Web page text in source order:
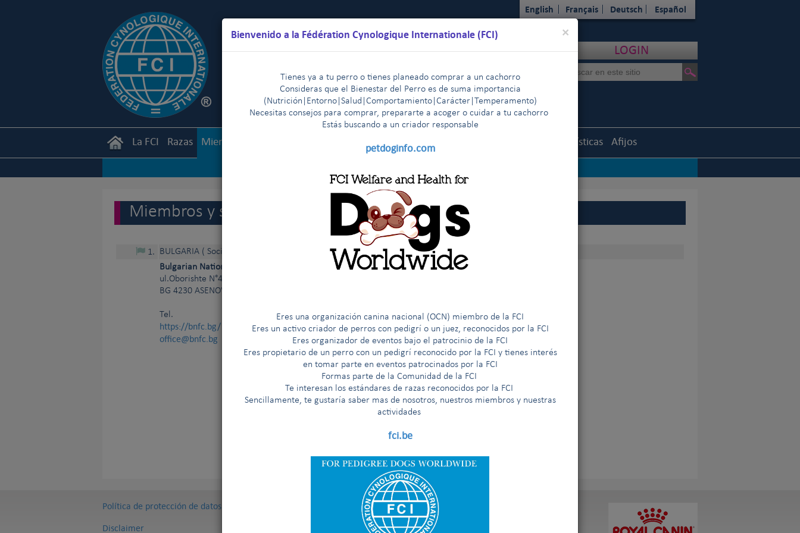
×
Bienvenido a la Fédération Cynologique Internationale (FCI)
Tienes ya a tu perro o tienes planeado comprar a un cachorro
Consideras que el Bienestar del Perro es de suma importancia
(Nutrición|Entorno|Salud|Comportamiento|Carácter|Temperamento)
Necesitas consejos para comprar, prepararte a acoger o cuidar a tu cachorro
Estás buscando a un criador responsable
petdoginfo.com
Eres una organización canina nacional (OCN) miembro de la FCI
Eres un activo criador de perros con pedigrí o un juez, reconocidos por la FCI
Eres organizador de eventos bajo el patrocinio de la FCI
Eres propietario de un perro con un pedigrí reconocido por la FCI y tienes interés
en tomar parte en eventos patrocinados por la FCI
Formas parte de la Comunidad de la FCI
Te interesan los estándares de razas reconocidos por la FCI
Sencillamente, te gustaría saber mas de nosotros, nuestros miembros y nuestras
actividades
fci.be
English Français Deutsch Español
LOGIN
La FCI Razas Miembros Resultados Estadísticas Afijos
Miembros y socios contratantes de la FCI
1. BULGARIA ( Socio contratante )
Bulgarian National Federation of Cynology
ul.Oborishte N°40
BG 4230 ASENOVGRAD
Tel.
https://bnfc.bg/
office@bnfc.bg
Política de protección de datos
Disclaimer